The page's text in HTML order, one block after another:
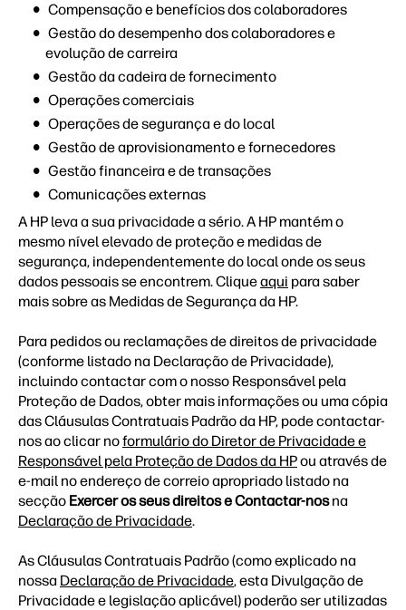
Compensação e benefícios dos colaboradores
Gestão do desempenho dos colaboradores e
evolução de carreira
Gestão da cadeira de fornecimento
Operações comerciais
Operações de segurança e do local
Gestão de aprovisionamento e fornecedores
Gestão financeira e de transações
Comunicações externas
A HP leva a sua privacidade a sério. A HP mantém o
mesmo nível elevado de proteção e medidas de
segurança, independentemente do local onde os seus
dados pessoais se encontrem. Cliqueaqui para saber
mais sobre as Medidas de Segurança da HP.
Para pedidos ou reclamações de direitos de privacidade
(conforme listado na Declaração de Privacidade),
incluindo contactar com o nosso Responsável pela
Proteção de Dados, obter mais informações ou uma cópia
das Cláusulas Contratuais Padrão da HP, pode contactar-
nos ao clicar noformulário do Diretor de Privacidade e
Responsável pela Proteção de Dados da HPou através de
e-mail no endereço de correio apropriado listado na
secção Exercer os seus direitos e Contactar-nosna
Declaração de Privacidade.
As Cláusulas Contratuais Padrão (como explicado na
nossa Declaração de Privacidade, esta Divulgação de
Privacidade e legislação aplicável) poderão ser utilizadas